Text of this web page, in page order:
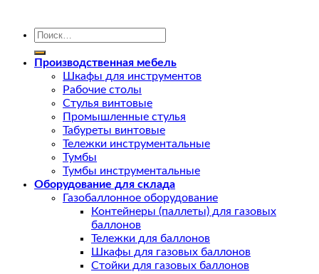
Искать:
Производственная мебель
Шкафы для инструментов
Рабочие столы
Стулья винтовые
Промышленные стулья
Табуреты винтовые
Тележки инструментальные
Тумбы
Тумбы инструментальные
Оборудование для склада
Газобаллонное оборудование
Контейнеры (паллеты) для газовых
баллонов
Тележки для баллонов
Шкафы для газовых баллонов
Стойки для газовых баллонов